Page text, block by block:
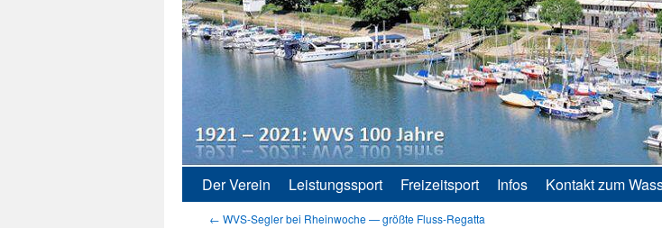
Zum
Inhalt
Der Verein Leistungssport Freizeitsport Infos Kontakt zum
← WVS-Segler bei Rheinwoche — größte Fluss-Regatta